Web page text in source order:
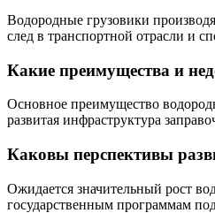
Водородные грузовики
след в транспортной отрасли и
Какие преимущества и
Основное преимущество
развитая инфраструктура
Каковы перспективы
Ожидается значительный рост
государственным программам